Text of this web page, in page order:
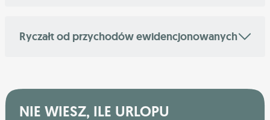
Ryczałt od przychodów ewidencjonowanych
NIE WIESZ, ILE URLOPU